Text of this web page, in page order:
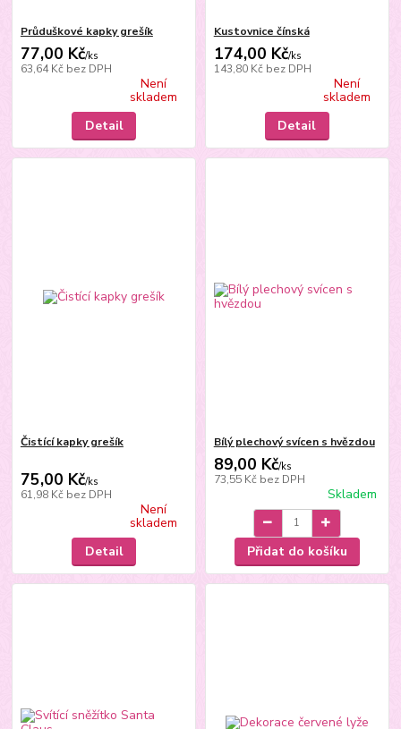
Průduškové kapky grešík
77,00 Kč/ks
63,64 Kč bez DPH
Není
skladem
Detail
Kustovnice čínská
174,00 Kč/ks
143,80 Kč bez DPH
Není
skladem
Detail
Čistící kapky grešík
75,00 Kč/ks
61,98 Kč bez DPH
Není
skladem
Detail
Bílý plechový svícen s hvězdou
89,00 Kč/ks
73,55 Kč bez DPH
Skladem
Přidat do košíku